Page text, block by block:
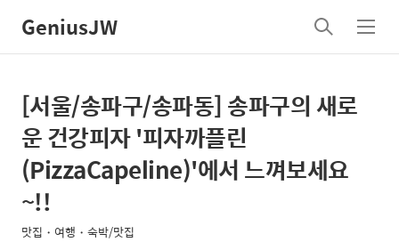
GeniusJW
검
색
메
뉴
상
세
컨
텐
츠
본
문
제
목
[서울/송파구/송파동] 송파구의 새로
운 건강피자 '피자까플린
(PizzaCapeline)'에서 느껴보세요
~!!
맛집・여행・숙박/맛집